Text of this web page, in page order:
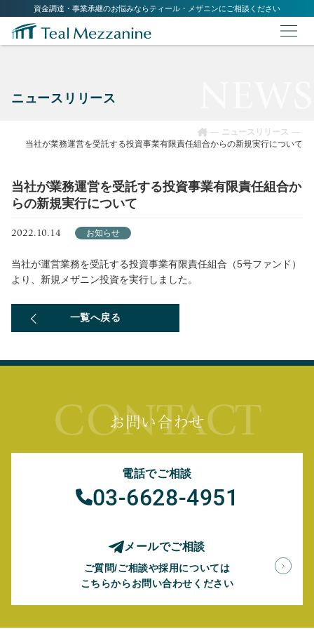
資金調達・事業承継のお悩みならティール・メザニンにご相談ください
ニュースリリース
ニュースリリース
当社が業務運営を受託する投資事業有限責任組合からの新規実行について
当社が業務運営を受託する投資事業有限責任組合か
らの新規実行について
2022.10.14 お知らせ
当社が運営業務を受託する投資事業有限責任組合（5号ファンド）
より、新規メザニン投資を実行しました。
一覧へ戻る
CONTACT
お問い合わせ
電話でご相談
03-6628-4951
メールでご相談
ご質問/ご相談や採用については
こちらからお問い合わせください